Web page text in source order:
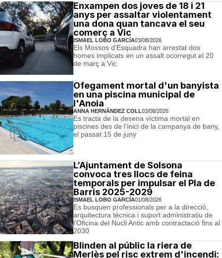
Enxampen dos joves de 18 i 21
anys per assaltar violentament
una dona quan tancava el seu
comerç a Vic
ISMAEL LOBO GARCÍA03/08/2026
Els Mossos d'Esquadra han arrestat dos
homes implicats en un assalt ocorregut el 20
de març a Vic
Ofegament mortal d'un banyista
en una piscina municipal de
l'Anoia
ANNA HERNÁNDEZ COLL03/08/2026
Es tracta de la desena víctima mortal en
piscines des de l’inici de la campanya de bany,
el passat 15 de juny
L’Ajuntament de Solsona
convoca tres llocs de feina
temporals per impulsar el Pla de
Barris 2025-2029
ISMAEL LOBO GARCÍA01/08/2026
Es busquen professionals per a la direcció,
arquitectura tècnica i suport administratiu de
l’Oficina del Nucli Antic amb contractació fins al
2030
Blinden al públic la riera de
Merlès pel risc extrem d'incendi: